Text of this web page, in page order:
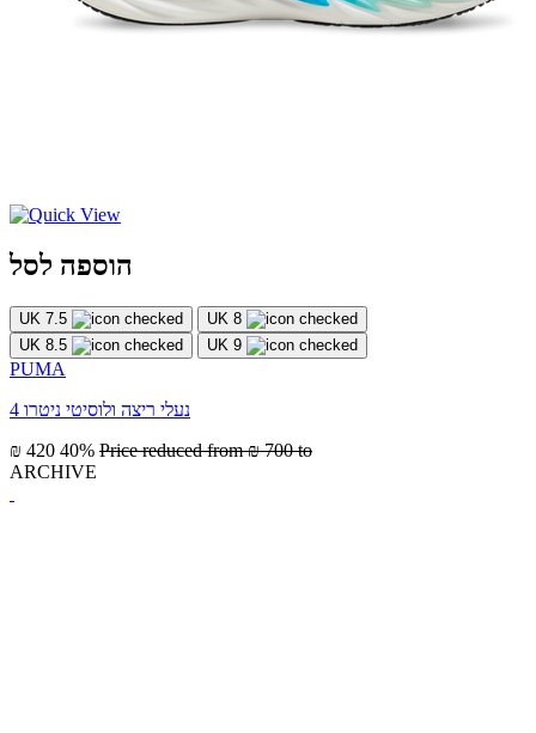
הוספה לסל
UK 7.5
UK 8
UK 8.5
UK 9
PUMA
נעלי ריצה ולוסיטי ניטרו 4
₪ 420 40% Price reduced from₪ 700 to
ARCHIVE